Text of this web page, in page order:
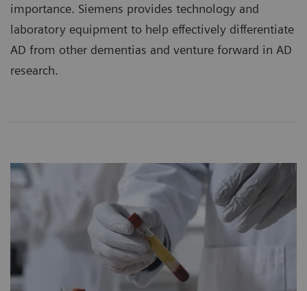
importance. Siemens provides technology and
laboratory equipment to help effectively differentiate
AD from other dementias and venture forward in AD
research.